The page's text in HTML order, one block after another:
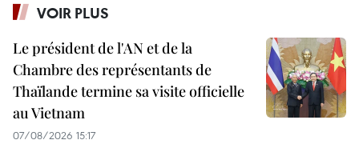
VOIR PLUS
Le président de l'AN et de la
Chambre des représentants de
Thaïlande termine sa visite officielle
au Vietnam
07/08/2026 15:17